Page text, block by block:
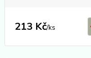
213 Kč/ks